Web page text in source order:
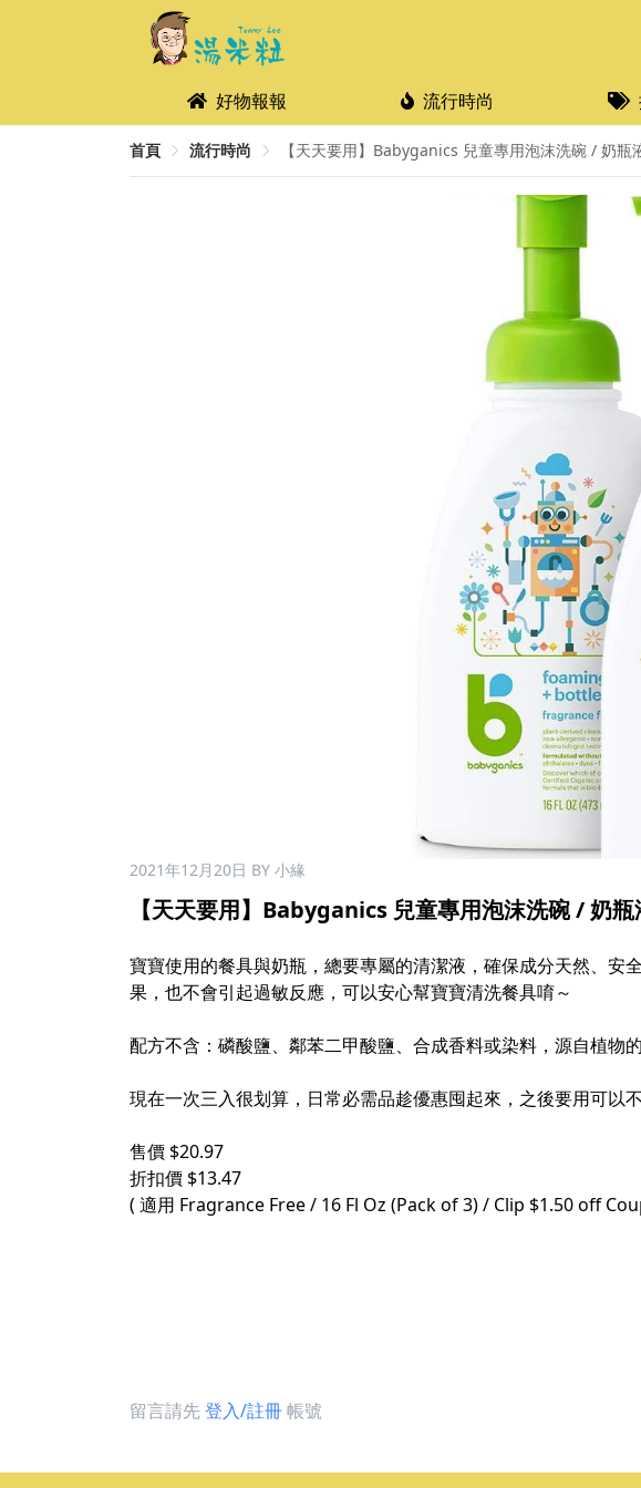
好物報報 流行時尚
首頁 流行時尚 【天天要用】Babyganics 兒童專用泡沫洗碗 / 奶瓶
2021年12月20日 BY 小緣
【天天要用】Babyganics 兒童專用泡沫洗碗 / 奶
寶寶使用的餐具與奶瓶，總要專屬的清潔液，確保成分天然、
果，也不會引起過敏反應，可以安心幫寶寶清洗餐具唷～
配方不含：磷酸鹽、鄰苯二甲酸鹽、合成香料或染料，源自植
現在一次三入很划算，日常必需品趁優惠囤起來，之後要用可以
售價 $20.97
折扣價 $13.47
( 適用 Fragrance Free / 16 Fl Oz (Pack of 3) / Clip $1.50 off
留言請先登入/註冊帳號